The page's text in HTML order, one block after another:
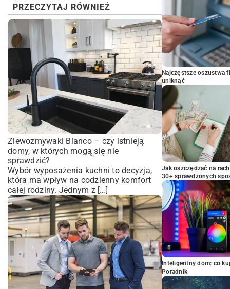
PRZECZYTAJ RÓWNIEŻ
Zlewozmywaki Blanco – czy istnieją
domy, w których mogą się nie
sprawdzić?
Wybór wyposażenia kuchni to decyzja,
która ma wpływ na codzienny komfort
całej rodziny. Jednym z […]
Najczęstsze oszustwa
uniknąć
Jak oszczędzać na
30+ sprawdzonych
Inteligentny dom: co
Poradnik